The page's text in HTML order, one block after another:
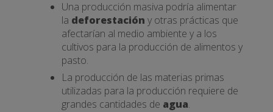
Una producción masiva podría alimentar
la deforestación y otras prácticas que
afectarían al medio ambiente y a los
cultivos para la producción de alimentos y
pasto.
La producción de las materias primas
utilizadas para la producción requiere de
grandes cantidades de agua.